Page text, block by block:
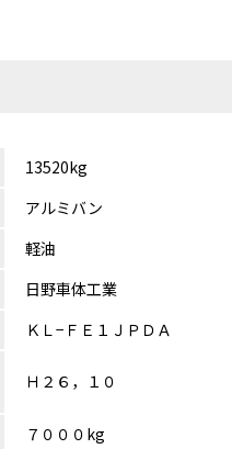
13520kg
アルミバン
軽油
日野車体工業
ＫＬ−ＦＥ１ＪＰＤＡ
Ｈ２６，１０
７０００kg